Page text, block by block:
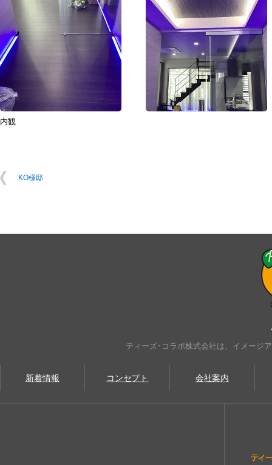
内観
KO様邸
ティーズ･コラボ株式会社は、イメージ
新着情報 コンセプト 会社案内